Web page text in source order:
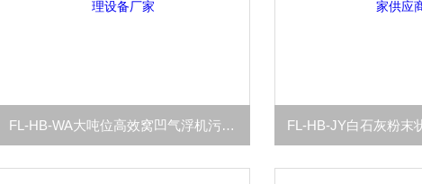
FL-HB-WA大吨位高效窝凹气浮机污水处理设备厂家